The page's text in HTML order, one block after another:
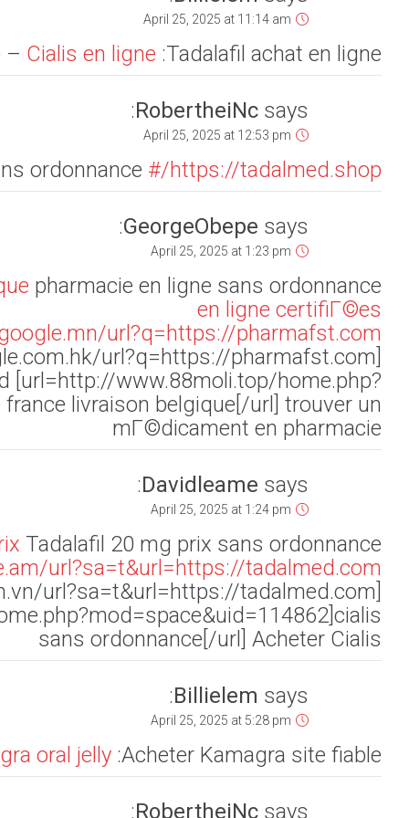
or
pharmacies
[url=https://maps.google.com.hk/url?q=https://
Europe[/url] trouver
Cialis
[url=https://images.google.com.vn/url?sa=t&url=https://tadalmed.com]Cialis
Acheter Cialis and